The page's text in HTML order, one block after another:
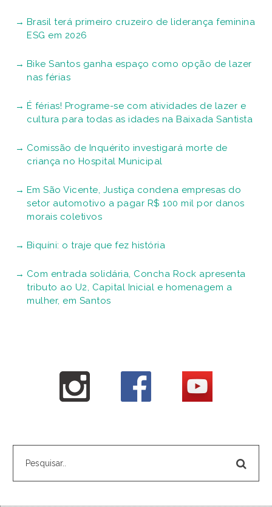
Brasil terá primeiro cruzeiro de liderança feminina
ESG em 2026
Bike Santos ganha espaço como opção de lazer
nas férias
É férias! Programe-se com atividades de lazer e
cultura para todas as idades na Baixada Santista
Comissão de Inquérito investigará morte de
criança no Hospital Municipal
Em São Vicente, Justiça condena empresas do
setor automotivo a pagar R$ 100 mil por danos
morais coletivos
Biquíni: o traje que fez história
Com entrada solidária, Concha Rock apresenta
tributo ao U2, Capital Inicial e homenagem a
mulher, em Santos